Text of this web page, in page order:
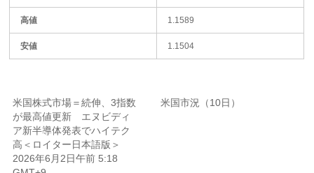
高値 1.1589
安値 1.1504
米国株式市場＝続伸、3指数
が最高値更新 エヌビディ
ア新半導体発表でハイテク
高＜ロイター日本語版＞
2026年6月2日午前 5:18
米国市況（10日）